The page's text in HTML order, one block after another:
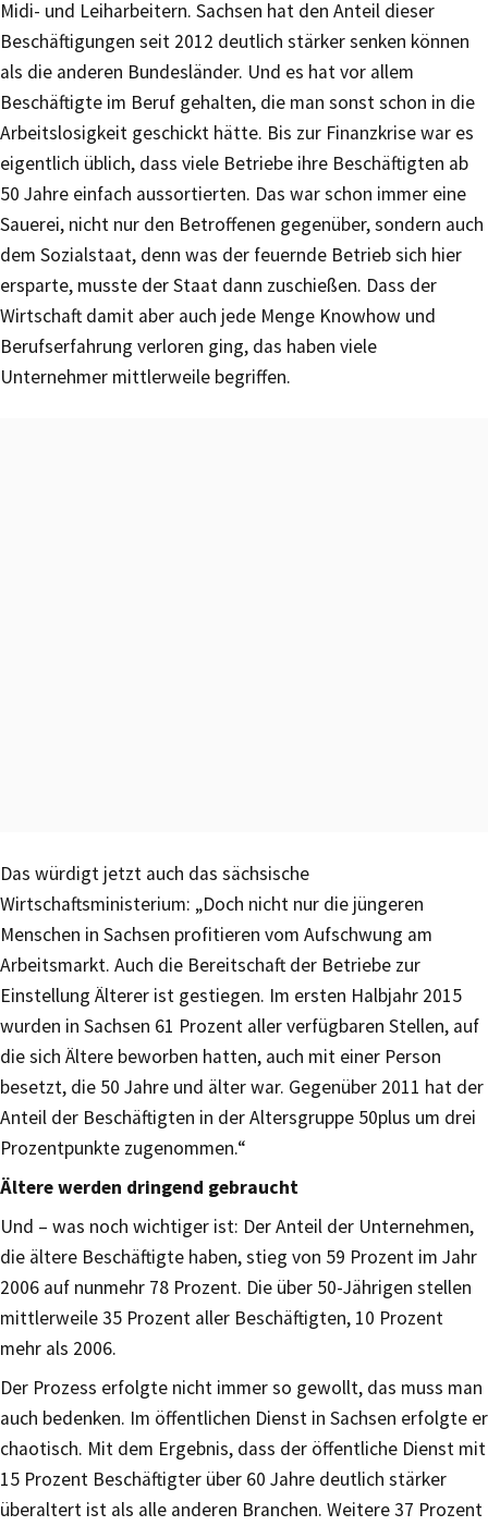
Midi- und Leiharbeitern. Sachsen hat den Anteil dieser
Beschäftigungen seit 2012 deutlich stärker senken können
als die anderen Bundesländer. Und es hat vor allem
Beschäftigte im Beruf gehalten, die man sonst schon in die
Arbeitslosigkeit geschickt hätte. Bis zur Finanzkrise war es
eigentlich üblich, dass viele Betriebe ihre Beschäftigten ab
50 Jahre einfach aussortierten. Das war schon immer eine
Sauerei, nicht nur den Betroffenen gegenüber, sondern auch
dem Sozialstaat, denn was der feuernde Betrieb sich hier
ersparte, musste der Staat dann zuschießen. Dass der
Wirtschaft damit aber auch jede Menge Knowhow und
Berufserfahrung verloren ging, das haben viele
Unternehmer mittlerweile begriffen.
Das würdigt jetzt auch das sächsische
Wirtschaftsministerium: „Doch nicht nur die jüngeren
Menschen in Sachsen profitieren vom Aufschwung am
Arbeitsmarkt. Auch die Bereitschaft der Betriebe zur
Einstellung Älterer ist gestiegen. Im ersten Halbjahr 2015
wurden in Sachsen 61 Prozent aller verfügbaren Stellen, auf
die sich Ältere beworben hatten, auch mit einer Person
besetzt, die 50 Jahre und älter war. Gegenüber 2011 hat der
Anteil der Beschäftigten in der Altersgruppe 50plus um drei
Prozentpunkte zugenommen.“
Ältere werden dringend gebraucht
Und – was noch wichtiger ist: Der Anteil der Unternehmen,
die ältere Beschäftigte haben, stieg von 59 Prozent im Jahr
2006 auf nunmehr 78 Prozent. Die über 50-Jährigen stellen
mittlerweile 35 Prozent aller Beschäftigten, 10 Prozent
mehr als 2006.
Der Prozess erfolgte nicht immer so gewollt, das muss man
auch bedenken. Im öffentlichen Dienst in Sachsen erfolgte er
chaotisch. Mit dem Ergebnis, dass der öffentliche Dienst mit
15 Prozent Beschäftigter über 60 Jahre deutlich stärker
überaltert ist als alle anderen Branchen. Weitere 37 Prozent